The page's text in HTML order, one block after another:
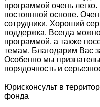
программой очень
постоянной основе.
сотрудники. Хороший
поддержка. Всегда
программой, а также
темам. Благодарим Вас
Особенно мы
порядочность и
Юрисконсульт в
фонда